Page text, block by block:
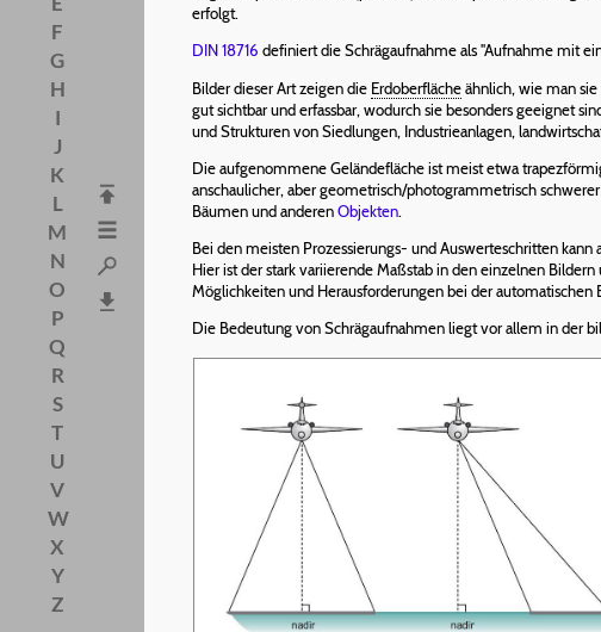
F
G
H
I
J
K
L
M
N
O
P
Q
R
S
T
U
V
W
X
Y
Z
erfolgt.
DIN 18716 definiert die Schrägaufnahme als "Aufnahme mit
Bilder dieser Art zeigen die Erdoberflächeähnlich, wie man
gut sichtbar und erfassbar, wodurch sie besonders geeignet
und Strukturen von Siedlungen, Industrieanlagen,
Die aufgenommene Geländefläche ist meist etwa
anschaulicher, aber geometrisch/photogrammetrisch
Bäumen und anderenObjekten.
Bei den meisten Prozessierungs- und Auswerteschritten
Hier ist der stark variierende Maßstab in den einzelnen
Möglichkeiten und Herausforderungen bei der automatischen
Die Bedeutung von Schrägaufnahmen liegt vor allem in der